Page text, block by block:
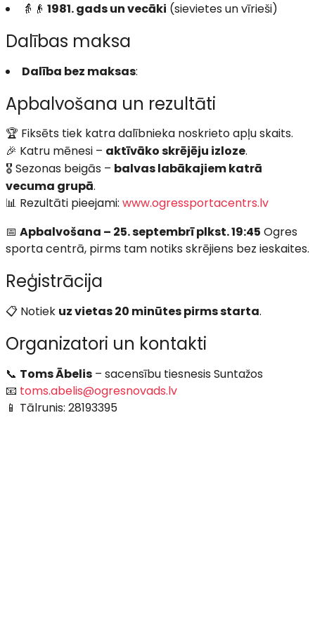
👵👴 1981. gads un vecāki (sievietes un vīrieši)
Dalības maksa
Dalība bez maksas:
Apbalvošana un rezultāti
🏆 Fiksēts tiek katra dalībnieka noskrieto apļu skaits.
🎉 Katru mēnesi – aktīvāko skrējēju izloze.
🎖️ Sezonas beigās – balvas labākajiem katrā
vecuma grupā.
📊 Rezultāti pieejami: www.ogressportacentrs.lv
📅 Apbalvošana – 25. septembrī plkst. 19:45 Ogres
sporta centrā, pirms tam notiks skrējiens bez ieskaites.
Reģistrācija
📋 Notiek uz vietas 20 minūtes pirms starta.
Organizatori un kontakti
📞 Toms Ābelis – sacensību tiesnesis Suntažos
📧 toms.abelis@ogresnovads.lv
📱 Tālrunis: 28193395